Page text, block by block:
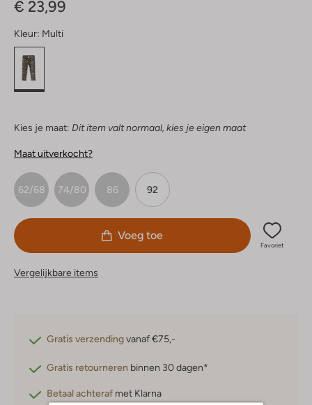
€ 23,99
Kleur: Multi
Kies je maat: Dit item valt normaal, kies je eigen maat
Maat uitverkocht?
62/68 74/80 86 92
Voeg toe
Favoriet
Vergelijkbare items
Gratis verzendingvanaf €75,-
Gratis retourneren binnen 30 dagen*
Betaal achteraf met Klarna